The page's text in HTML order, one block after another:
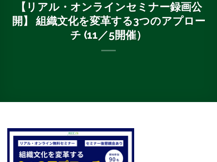
【リアル・オンラインセミナー録画公
開】 組織文化を変革する3つのアプロー
チ (11／5開催）